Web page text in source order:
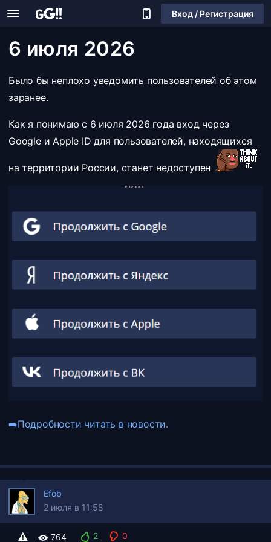
Вход / Регистрация
6 июля 2026
Было бы неплохо уведомить пользователей об этом
заранее.
Как я понимаю с 6 июля 2026 года вход через
Google и Apple ID для пользователей, находящихся
на территории России, станет недоступен
➡️Подробности читать в новости.
Efob
2 июля в 11:58
764 2 0